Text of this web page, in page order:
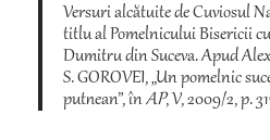
Versuri alcătuite de Cuviosul
titlu al Pomelnicului Bisericii
Dumitru din Suceva. Apud
S. GOROVEI, „Un pomelnic
putnean”, înAP, V, 2009/2, p.